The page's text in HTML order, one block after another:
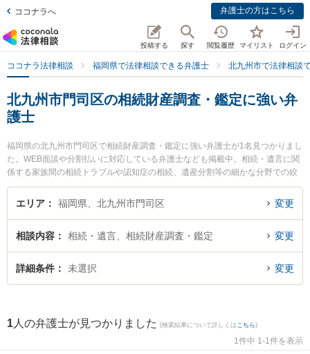
ココナラへ 弁護士の方はこちら
投稿する 探す 閲覧履歴 マイリスト ログイン
ココナラ法律相談 福岡県で法律相談できる弁護士 北九州市で法律相談
北九州市門司区の相続財産調査・鑑定に強い弁
護士
福岡県の北九州市門司区で相続財産調査・鑑定に強い弁護士が1名見つかりまし
た。WEB面談や分割払いに対応している弁護士なども掲載中。相続・遺言に関
係する家族間の相続トラブルや認知症の相続、遺産分割等の細かな分野での絞
り込み検索もでき便利です。特に弁護士法人ＯＮＥ 門司オフィスの田川 瞳弁護
士のプロフィール情報や弁護士費用、強みなどが注目されています。『北九州
弁護士を検索したい』『初回相談無料で相続財産調査・鑑定を法律相談できる
北九州市門司区内の弁護士に相談予約したい』などでお困りの相談者さんにお
すすめです。
エリア 福岡県、北九州市門司区 変更
相談内容 相続・遺言、相続財産調査・鑑定 変更
詳細条件 未選択 変更
1 人の弁護士が見つかりました (検索結果について詳しくは こちら)
1件中 1-1件を表示